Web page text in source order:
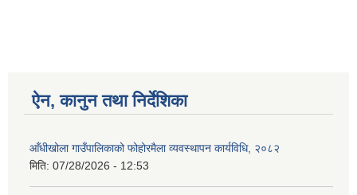
ऐन, कानुन तथा निर्देशिका
आँधीखोला गाउँपालिकाको फोहोरमैला व्यवस्थापन कार्यविधि, २०८२
मिति: 07/28/2026 - 12:53